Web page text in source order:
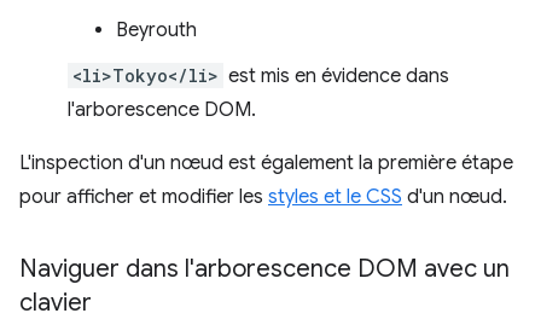
Beyrouth
<li>Tokyo</li> est mis en évidence dans
l'arborescence DOM.
L'inspection d'un nœud est également la première étape
pour afficher et modifier les styles et le CSS d'un nœud.
Naviguer dans l'arborescence DOM avec un
clavier